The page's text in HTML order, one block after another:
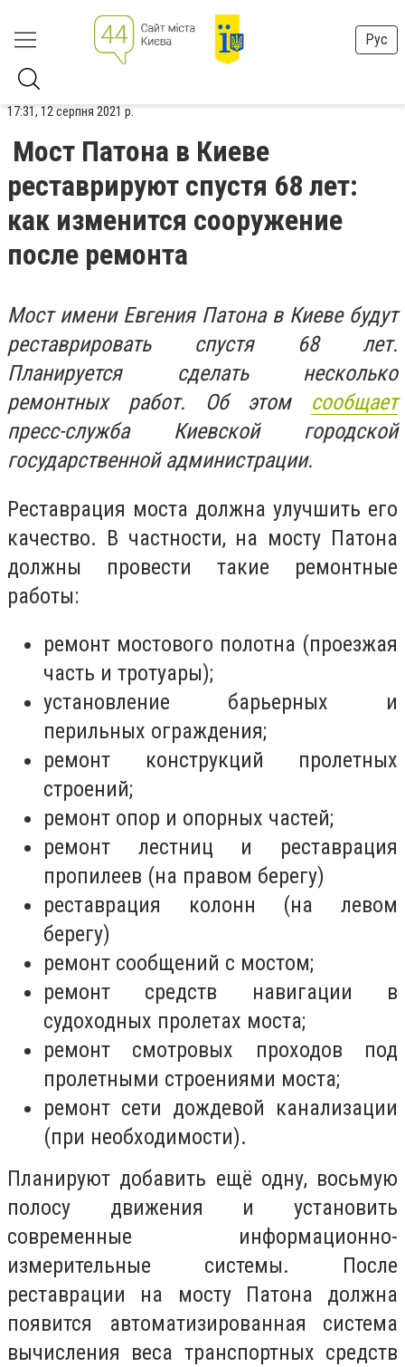
Рус
17:31, 12 серпня 2021 р.
Мост Патона в Киеве
реставрируют спустя 68 лет:
как изменится сооружение
после ремонта
Мост имени Евгения Патона в Киеве будут
реставрировать спустя 68 лет.
Планируется сделать несколько
ремонтных работ. Об этом сообщает
пресс-служба Киевской городской
государственной администрации.
Реставрация моста должна улучшить его
качество. В частности, на мосту Патона
должны провести такие ремонтные
работы:
ремонт мостового полотна (проезжая
часть и тротуары);
установление барьерных и
перильных ограждения;
ремонт конструкций пролетных
строений;
ремонт опор и опорных частей;
ремонт лестниц и реставрация
пропилеев (на правом берегу)
реставрация колонн (на левом
берегу)
ремонт сообщений с мостом;
ремонт средств навигации в
судоходных пролетах моста;
ремонт смотровых проходов под
пролетными строениями моста;
ремонт сети дождевой канализации
(при необходимости).
Планируют добавить ещё одну, восьмую
полосу движения и установить
современные информационно-
измерительные системы. После
реставрации на мосту Патона должна
появится автоматизированная система
вычисления веса транспортных средств